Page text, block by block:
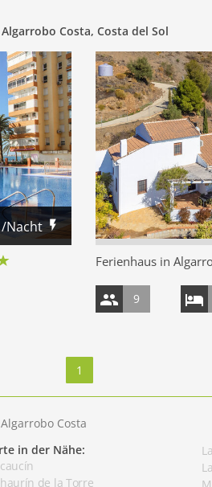
Algarrobo Costa, Costa del Sol
Ferienhaus in
9
1
Algarrobo Costa
in der Nähe:
de la Torre